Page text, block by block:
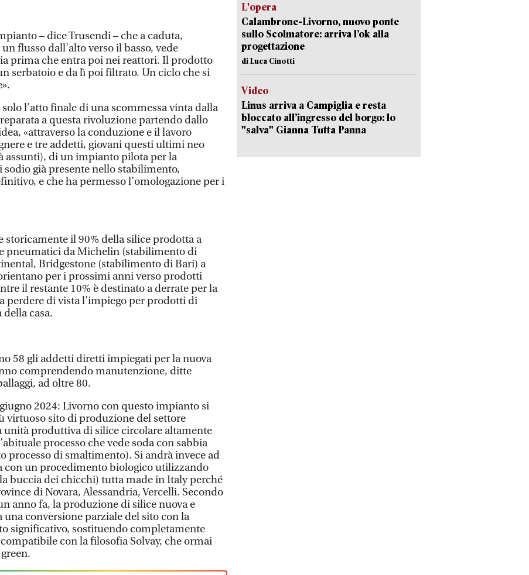
– dice Trusendi – che a caduta,
flusso dall’alto verso il basso, vede
prima che entra poi nei reattori. Il prodotto
serbatoio e da lì poi filtrato. Un ciclo che si
l’atto finale di una scommessa vinta dalla
a questa rivoluzione partendo dallo
«attraverso la conduzione e il lavoro
e tre addetti, giovani questi ultimi neo
assunti), di un impianto pilota per la
già presente nello stabilimento,
e che ha permesso l’omologazione per i
storicamente il 90% della silice prodotta a
pneumatici da Michelin (stabilimento di
Bridgestone (stabilimento di Bari) a
per i prossimi anni verso prodotti
il restante 10% è destinato a derrate per la
perdere di vista l’impiego per prodotti di
casa.
58 gli addetti diretti impiegati per la nuova
comprendendo manutenzione, ditte
ad oltre 80.
2024: Livorno con questo impianto si
virtuoso sito di produzione del settore
unità produttiva di silice circolare altamente
processo che vede soda con sabbia
processo di smaltimento). Si andrà invece ad
con un procedimento biologico utilizzando
buccia dei chicchi) tutta made in Italy perché
di Novara, Alessandria, Vercelli. Secondo
anno fa, la produzione di silice nuova e
conversione parziale del sito con la
significativo, sostituendo completamente
con la filosofia Solvay, che ormai
L'opera
Calambrone-Livorno, nuovo ponte
sullo Scolmatore: arriva l’ok alla
progettazione
di Luca Cinotti
Video
Linus arriva a Campiglia e resta
bloccato all’ingresso del borgo: lo
"salva" Gianna Tutta Panna